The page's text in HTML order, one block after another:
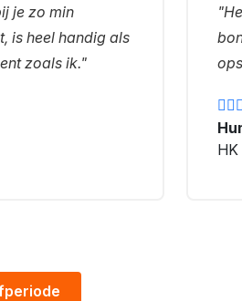
je zo min
is heel handig als
zoals ik."